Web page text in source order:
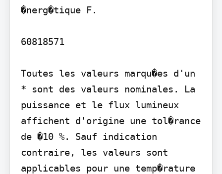
�nerg�tique F.
60818571
Toutes les valeurs marqu�es d'un
* sont des valeurs nominales. La
puissance et le flux lumineux
affichent d'origine une tol�rance
de �10 %. Sauf indication
contraire, les valeurs sont
applicables pour une temp�rature